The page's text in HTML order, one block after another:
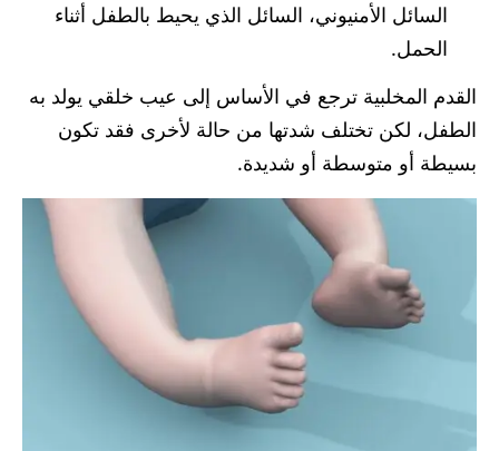
السائل الأمنيوني، السائل الذي يحيط بالطفل أثناء
الحمل.
القدم المخلبية ترجع في الأساس إلى عيب خلقي يولد به
الطفل، لكن تختلف شدتها من حالة لأخرى فقد تكون
بسيطة أو متوسطة أو شديدة.